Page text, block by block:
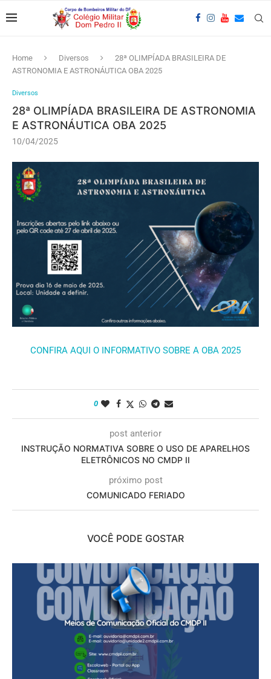
Home Diversos
28ª OLIMPÍADA BRASILEIRA DE
ASTRONOMIA E ASTRONÁUTICA OBA 2025
Diversos
28ª OLIMPÍADA BRASILEIRA DE ASTRONOMIA
E ASTRONÁUTICA OBA 2025
10/04/2025
CONFIRA AQUI O INFORMATIVO SOBRE A OBA 2025
0
post anterior
INSTRUÇÃO NORMATIVA SOBRE O USO DE APARELHOS
ELETRÔNICOS NO CMDP II
próximo post
COMUNICADO FERIADO
VOCÊ PODE GOSTAR